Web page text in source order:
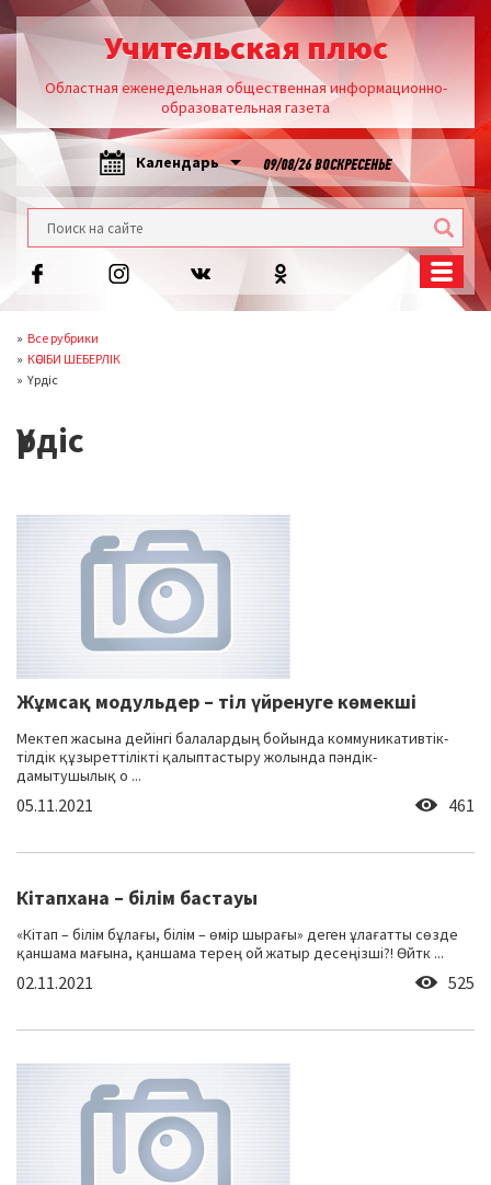
Учительская плюс
Областная еженедельная общественная информационно-
образовательная газета
Календарь 09/08/26 ВОСКРЕСЕНЬЕ
Все рубрики
КӘСІБИ ШЕБЕРЛІК
Үрдіс
Үрдіс
Жұмсақ модульдер – тіл үйренуге көмекші
Мектеп жасына дейінгі балалардың бойында коммуникативтік-
тілдік құзыреттілікті қалыптастыру жолында пәндік-
дамытушылық о ...
05.11.2021 461
Кітапхана – білім бастауы
«Кітап – білім бұлағы, білім – өмір шырағы» деген ұлағатты сөзде
қаншама мағына, қаншама терең ой жатыр десеңізші?! Өйтк ...
02.11.2021 525